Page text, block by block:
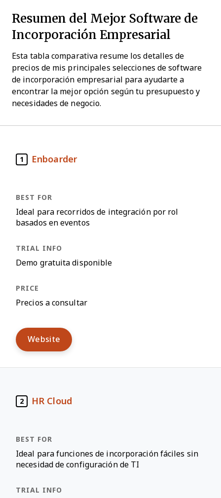
Resumen del Mejor Software de
Incorporación Empresarial
Esta tabla comparativa resume los detalles de
precios de mis principales selecciones de software
de incorporación empresarial para ayudarte a
encontrar la mejor opción según tu presupuesto y
necesidades de negocio.
1 Enboarder
Ideal para recorridos de integración por rol
basados en eventos
Demo gratuita disponible
Precios a consultar
Website
2 HR Cloud
Ideal para funciones de incorporación fáciles sin
necesidad de configuración de TI